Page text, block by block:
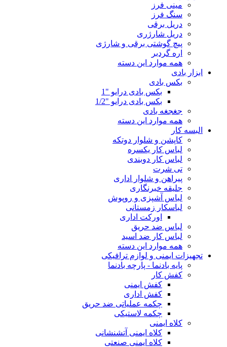
مینی فرز
سنگ فرز
دریل برقی
دریل شارژری
پیچ گوشتی برقی و شارژی
اره گردبر
همه موارد این دسته
ابزار بادی
بکس بادی
بکس بادی درایو "1
بکس بادی درایو "1/2
جغجغه بادی
همه موارد این دسته
البسه کار
کاپشن و شلوار دوتکه
لباس کار یکسره
لباس کار دوبندی
تی شرت
پیراهن و شلوار اداری
جلیقه خبرنگاری
لباس آشپزی و روپوش
لباسکار زمستانی
اورکت اداری
لباس ضد حریق
لباس کار ضد اسید
همه موارد این دسته
تجهیزات ایمنی و لوازم ترافیکی
پایه بادنما - پارچه بادنما
کفش کار
کفش ایمنی
کفش اداری
چکمه عملیاتی ضد حریق
چکمه لاستیکی
کلاه ایمنی
کلاه ایمنی آتشنشانی
کلاه ایمنی صنعتی